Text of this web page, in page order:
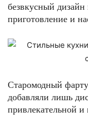
безвкусный
приготовление и
Старомодный
добавляли лишь
привлекательной и